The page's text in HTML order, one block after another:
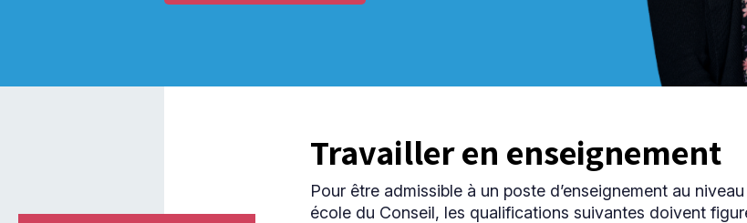
Travailler en enseignement
Pour être admissible à un poste d’enseignement au
école du Conseil, les qualifications suivantes doivent